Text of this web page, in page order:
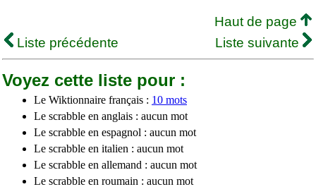
Haut de page
Liste précédente
Liste suivante
Voyez cette liste pour :
Le Wiktionnaire français : 10 mots
Le scrabble en anglais : aucun mot
Le scrabble en espagnol : aucun mot
Le scrabble en italien : aucun mot
Le scrabble en allemand : aucun mot
Le scrabble en roumain : aucun mot